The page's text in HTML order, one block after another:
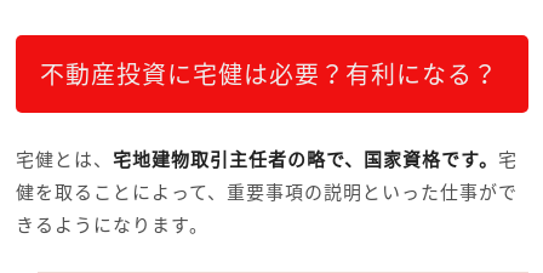
不動産投資に宅健は必要？有利になる？
宅健とは、 宅地建物取引主任者の略で、国家資格です。 宅
健を取ることによって、重要事項の説明といった仕事がで
きるようになります。